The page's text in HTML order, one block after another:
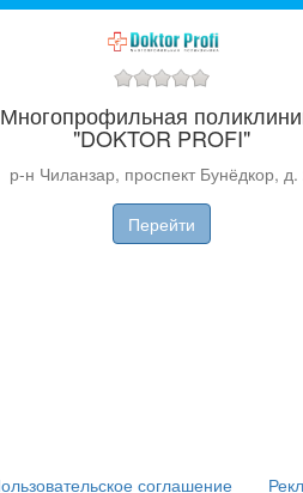
Многопрофильная
"DOKTOR PROFI"
р-н Чиланзар, проспект Бунёдкор, д.
Перейти
соглашение